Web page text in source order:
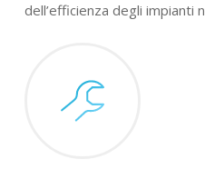
dell’efficienza degli impianti